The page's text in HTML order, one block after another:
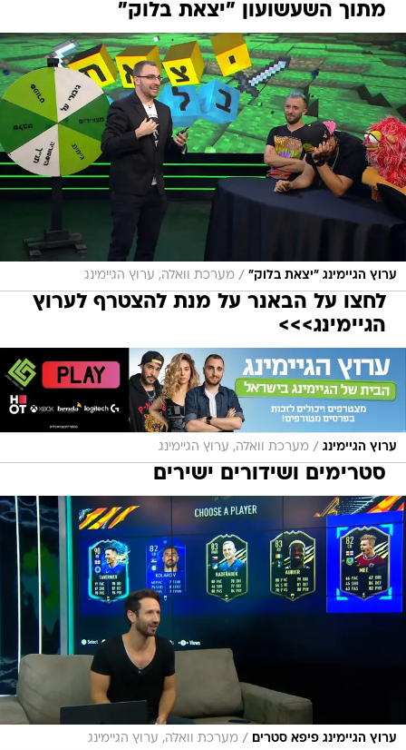
מתוך השעשועון "יצאת בלוק"
ערוץ הגיימינג "יצאת בלוק" / מערכת וואלה, ערוץ הגיימינג
לחצו על הבאנר על מנת להצטרף לערוץ
הגיימינג>>>
ערוץ הגיימינג / מערכת וואלה, ערוץ הגיימינג
סטרימים ושידורים ישירים
ערוץ הגיימינג פיפא סטרים / מערכת וואלה, ערוץ הגיימינג